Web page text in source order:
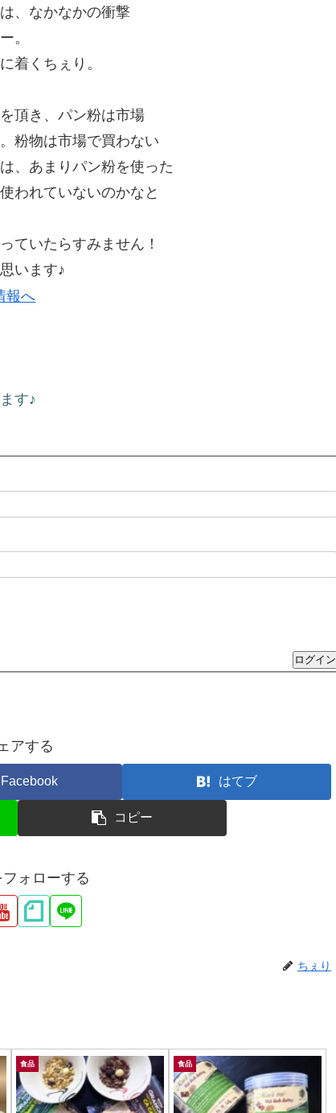
、なかなかの衝撃
。
着くちぇり。
頂き、パン粉は市場
粉物は市場で買わない
、あまりパン粉を使った
われていないのかなと
ていたらすみません！
います♪
す♪
ログイン
アする
Facebook はてブ
コピー
ォローする
ちぇり
食品 食品